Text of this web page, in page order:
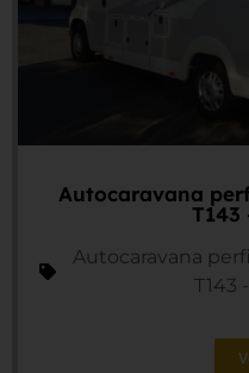
Autocaravana
T143
Autocaravana
T143